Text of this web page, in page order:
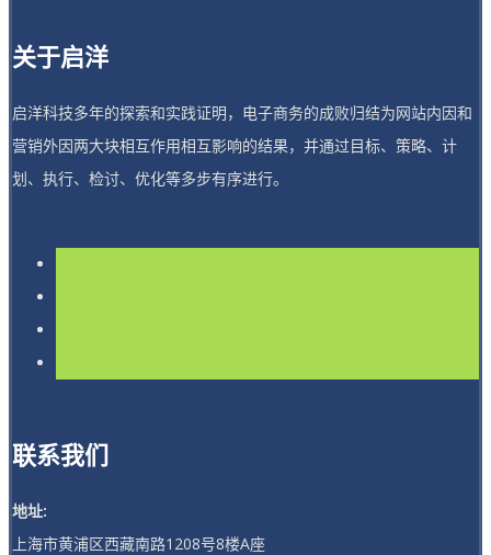
关于启洋
启洋科技多年的探索和实践证明，电子商务的成败归结为网站内因和
营销外因两大块相互作用相互影响的结果，并通过目标、策略、计
划、执行、检讨、优化等多步有序进行。
联系我们
地址:
上海市黄浦区西藏南路1208号8楼A座